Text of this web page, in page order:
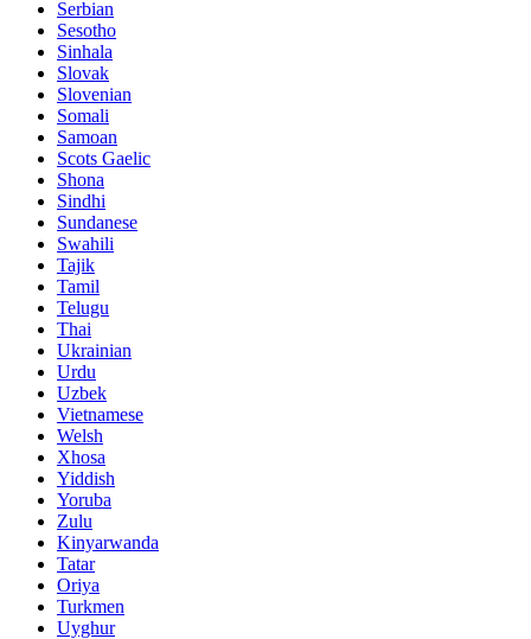
Serbian
Sesotho
Sinhala
Slovak
Slovenian
Somali
Samoan
Scots Gaelic
Shona
Sindhi
Sundanese
Swahili
Tajik
Tamil
Telugu
Thai
Ukrainian
Urdu
Uzbek
Vietnamese
Welsh
Xhosa
Yiddish
Yoruba
Zulu
Kinyarwanda
Tatar
Oriya
Turkmen
Uyghur